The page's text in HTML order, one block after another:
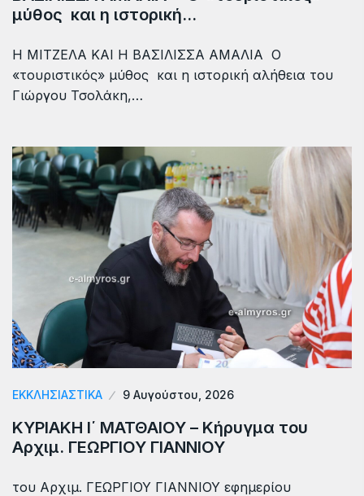
μύθος και η ιστορική…
Η ΜΙΤΖΕΛΑ ΚΑΙ Η ΒΑΣΙΛΙΣΣΑ ΑΜΑΛΙΑ Ο
«τουριστικός» μύθος και η ιστορική αλήθεια του
Γιώργου Τσολάκη,…
ΕΚΚΛΗΣΙΑΣΤΙΚΑ 9 Αυγούστου, 2026
ΚΥΡΙΑΚΗ Ι΄ ΜΑΤΘΑΙΟΥ – Κήρυγμα του
Αρχιμ. ΓΕΩΡΓΙΟΥ ΓΙΑΝΝΙΟΥ
του Αρχιμ. ΓΕΩΡΓΙΟΥ ΓΙΑΝΝΙΟΥ εφημερίου